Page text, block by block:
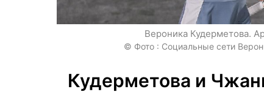
Вероника Кудерметова.
© Фото : Социальные сети
Кудерметова и